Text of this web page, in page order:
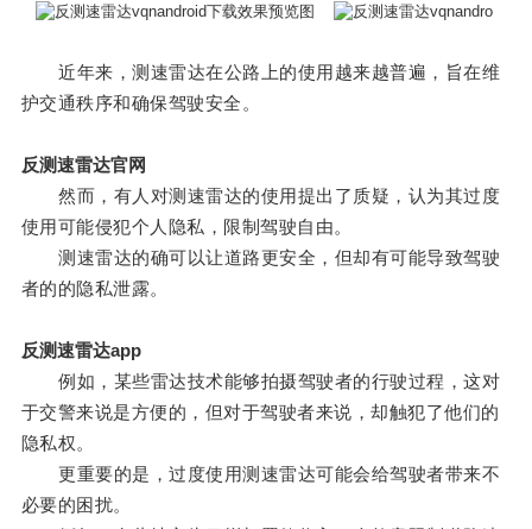
近年来，测速雷达在公路上的使用越来越普遍，旨在维
护交通秩序和确保驾驶安全。
反测速雷达官网
然而，有人对测速雷达的使用提出了质疑，认为其过度
使用可能侵犯个人隐私，限制驾驶自由。
测速雷达的确可以让道路更安全，但却有可能导致驾驶
者的的隐私泄露。
反测速雷达app
例如，某些雷达技术能够拍摄驾驶者的行驶过程，这对
于交警来说是方便的，但对于驾驶者来说，却触犯了他们的
隐私权。
更重要的是，过度使用测速雷达可能会给驾驶者带来不
必要的困扰。